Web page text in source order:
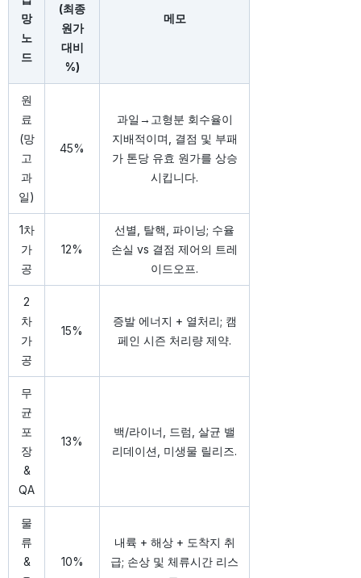
망
노
드
(최종
원가
대비
%)
메모
원
료
(망
고
과
일)
45%
과일→고형분 회수율이
지배적이며, 결점 및 부패
가 톤당 유효 원가를 상승
시킵니다.
1차
가
공
12%
선별, 탈핵, 파이닝; 수율
손실 vs 결점 제어의 트레
이드오프.
2
차
가
공
15%
증발 에너지 + 열처리; 캠
페인 시즌 처리량 제약.
무
균
포
장
&
QA
13%
백/라이너, 드럼, 살균 밸
리데이션, 미생물 릴리즈.
물
류
&
10%
내륙 + 해상 + 도착지 취
급; 손상 및 체류시간 리스